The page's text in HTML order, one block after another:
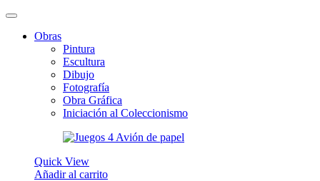
Obras
Pintura
Escultura
Dibujo
Fotografía
Obra Gráfica
Iniciación al Coleccionismo
Quick View
Añadir al carrito